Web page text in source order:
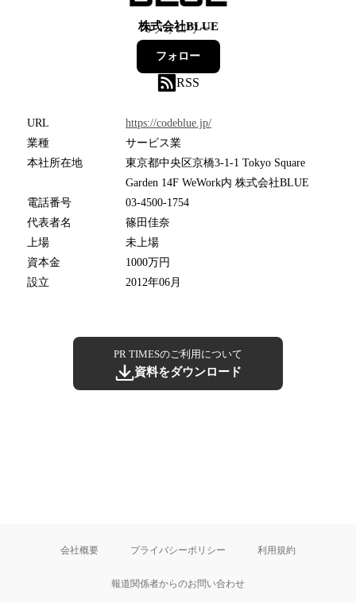
株式会社BLUE
0フォロワー
フォロー
RSS
URL
https://codeblue.jp/
業種
サービス業
本社所在地
東京都中央区京橋3-1-1 Tokyo Square
Garden 14F WeWork内 株式会社BLUE
電話番号
03-4500-1754
代表者名
篠田佳奈
上場
未上場
資本金
1000万円
設立
2012年06月
PR TIMESのご利用について
資料をダウンロード
会社概要 プライバシーポリシー 利用規約
報道関係者からのお問い合わせ